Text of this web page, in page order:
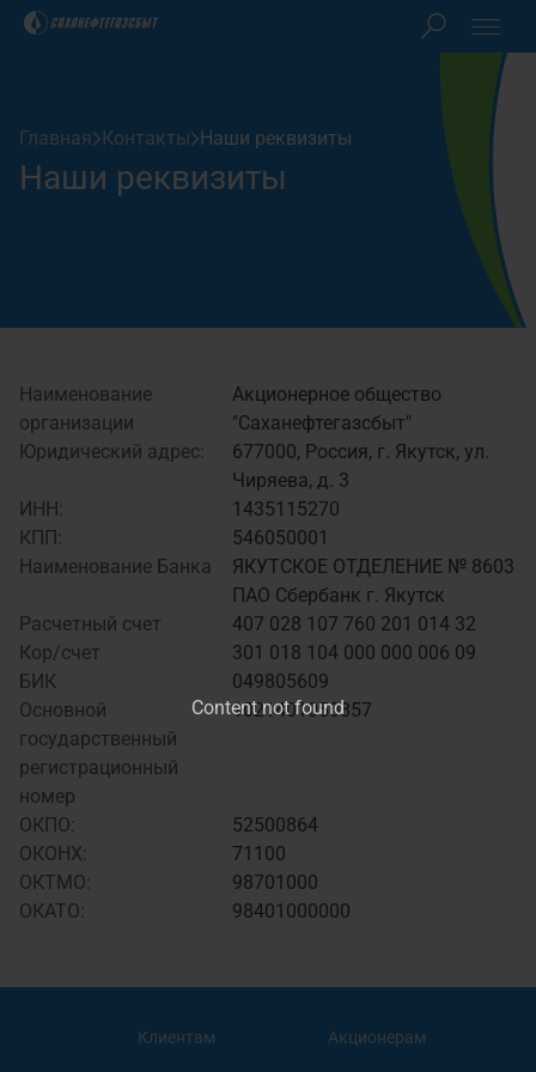
Content not found
Акционерам
Контакты
Личный кабинет
Главная Контакты Наши реквизиты
Наши реквизиты
Наименование
организации
Акционерное общество
"Саханефтегазсбыт"
Юридический адрес:
677000, Россия, г. Якутск, ул.
Чиряева, д. 3
ИНН:
1435115270
КПП:
546050001
Наименование Банка
ЯКУТСКОЕ ОТДЕЛЕНИЕ № 8603
ПАО Сбербанк г. Якутск
Расчетный счет
407 028 107 760 201 014 32
Кор/счет
301 018 104 000 000 006 09
БИК
049805609
Основной
государственный
регистрационный
номер
1021401050857
ОКПО:
52500864
ОКОНХ:
71100
ОКТМО:
98701000
ОКАТО:
98401000000
Клиентам Акционерам